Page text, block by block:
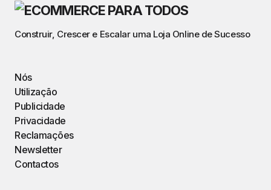
Construir, Crescer e Escalar uma Loja Online de Sucesso
Nós
Utilização
Publicidade
Privacidade
Reclamações
Newsletter
Contactos